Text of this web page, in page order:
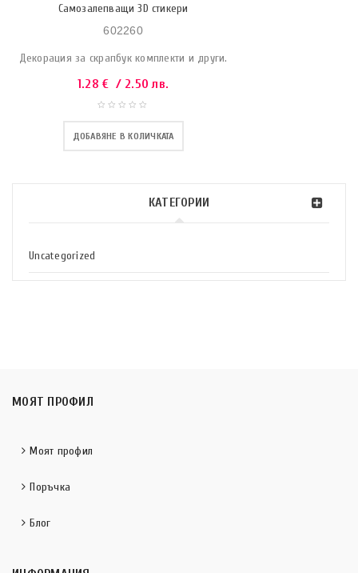
КАТЕГОРИИ
Uncategorized
Самозалепващи 3D стикери
602260
Декорация за скрапбук комплекти и други.
1.28€ / 2.50 лв.
ДОБАВЯНЕ В КОЛИЧКАТА
МОЯТ ПРОФИЛ
Моят профил
Поръчка
Блог